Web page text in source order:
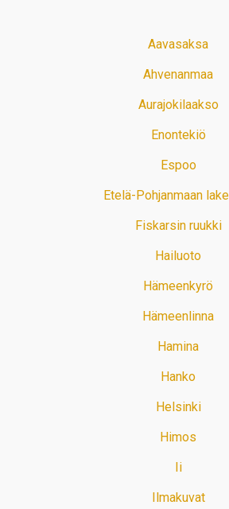
Aavasaksa
Ahvenanmaa
Aurajokilaakso
Enontekiö
Espoo
Etelä-Pohjanmaan
Fiskarsin ruukki
Hailuoto
Hämeenkyrö
Hämeenlinna
Hamina
Hanko
Helsinki
Himos
Ii
Ilmakuvat